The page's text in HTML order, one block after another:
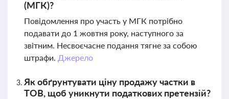
(МГК)?
Повідомлення про участь у МГК потрібно
подавати до 1 жовтня року, наступного за
звітним. Несвоєчасне подання тягне за собою
штрафи. Джерело
Як обґрунтувати ціну продажу частки в
ТОВ, щоб уникнути податкових претензій?